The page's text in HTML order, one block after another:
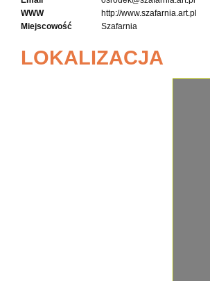
WWW
http://www.szafarnia.art.pl
Miejscowość
Szafarnia
LOKALIZACJA